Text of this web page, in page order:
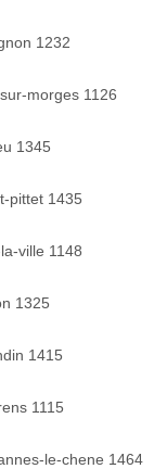
1232
morges 1126
1345
pittet 1435
ville 1148
1325
1415
1115
le-chene 1464